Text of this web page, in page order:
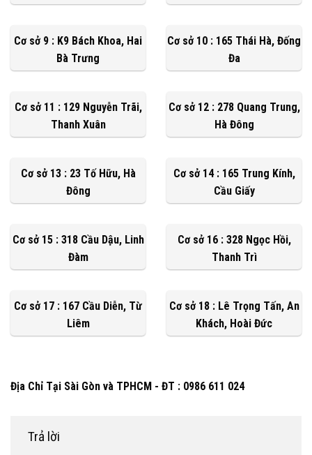
Cơ sở 9 : K9 Bách Khoa, Hai
Bà Trưng
Cơ sở 10 : 165 Thái Hà, Đống
Đa
Cơ sở 11 : 129 Nguyễn Trãi,
Thanh Xuân
Cơ sở 12 : 278 Quang Trung,
Hà Đông
Cơ sở 13 : 23 Tố Hữu, Hà
Đông
Cơ sở 14 : 165 Trung Kính,
Cầu Giấy
Cơ sở 15 : 318 Cầu Dậu, Linh
Đàm
Cơ sở 16 : 328 Ngọc Hồi,
Thanh Trì
Cơ sở 17 : 167 Cầu Diễn, Từ
Liêm
Cơ sở 18 : Lê Trọng Tấn, An
Khách, Hoài Đức
Địa Chỉ Tại Sài Gòn và TPHCM - ĐT : 0986 611 024
Trả lời